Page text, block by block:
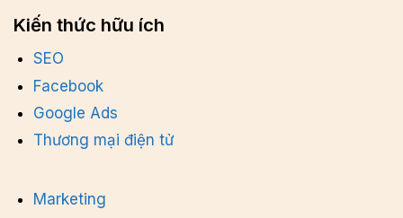
Kiến thức hữu ích
SEO
Facebook
Google Ads
Thương mại điện tử
Marketing